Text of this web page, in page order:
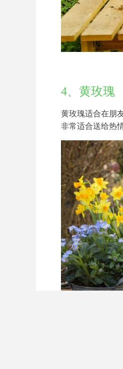
4、黄玫瑰
黄玫瑰适合在朋
非常适合送给热